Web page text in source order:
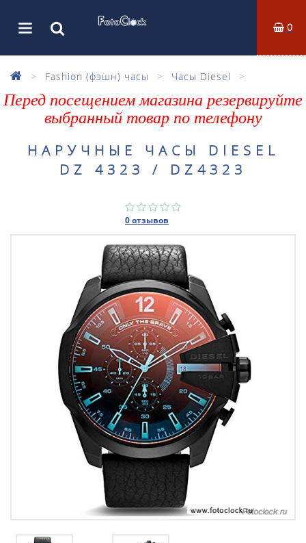
0
Fashion (фэшн) часы Часы Diesel
Перед посещением магазина резервируйте
выбранный товар по телефону
НАРУЧНЫЕ ЧАСЫ DIESEL
DZ 4323 / DZ4323
0 отзывов